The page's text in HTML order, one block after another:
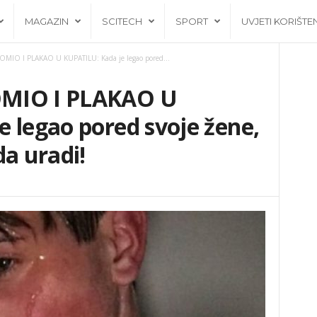
MAGAZIN SCITECH SPORT UVJETI
I PLAKAO U KUPATILU: Kada je legao pored...
I PLAKAO U
legao pored svoje žene,
uradi!